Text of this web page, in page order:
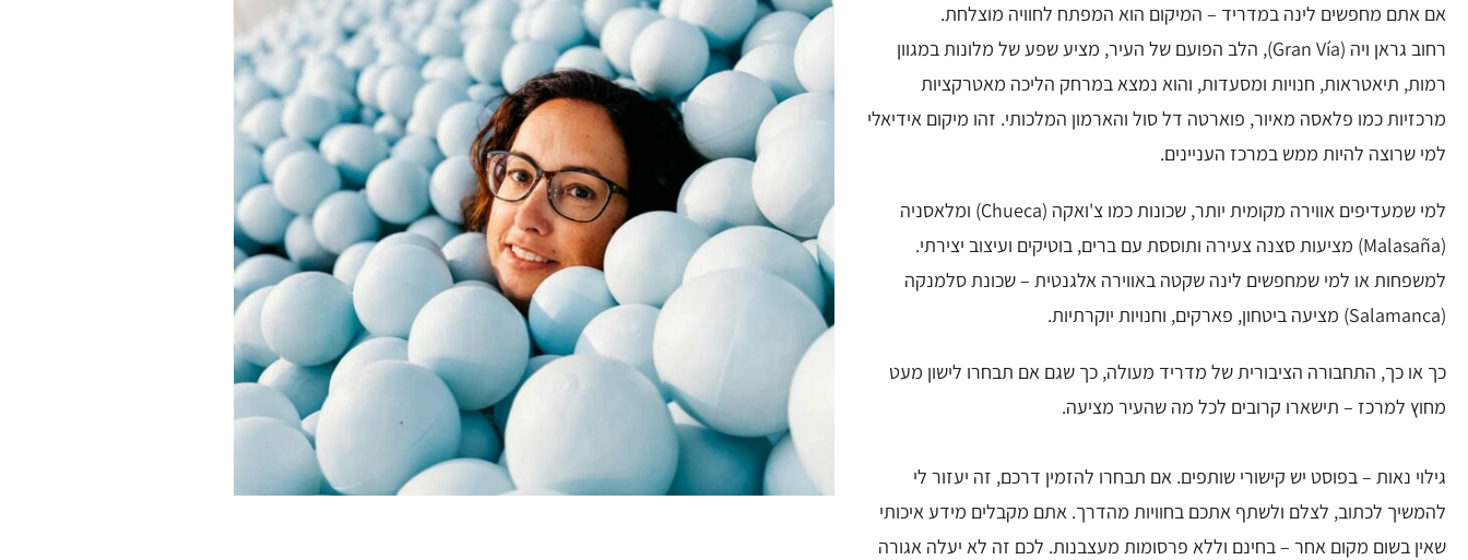
אם אתם מחפשים לינה במדריד – המיקום הוא המפתח לחוויה מוצלחת.
רחוב גראן ויה (Gran Vía), הלב הפועם של העיר, מציע שפע של מלונות במגוון
רמות, תיאטראות, חנויות ומסעדות, והוא נמצא במרחק הליכה מאטרקציות
מרכזיות כמו פלאסה מאיור, פוארטה דל סול והארמון המלכותי. זהו מיקום אידיאלי
למי שרוצה להיות ממש במרכז העניינים.
למי שמעדיפים אווירה מקומית יותר, שכונות כמו צ'ואקה (Chueca) ומלאסניה
(Malasaña) מציעות סצנה צעירה ותוססת עם ברים, בוטיקים ועיצוב יצירתי.
למשפחות או למי שמחפשים לינה שקטה באווירה אלגנטית – שכונת סלמנקה
(Salamanca) מציעה ביטחון, פארקים, וחנויות יוקרתיות.
כך או כך, התחבורה הציבורית של מדריד מעולה, כך שגם אם תבחרו לישון מעט
מחוץ למרכז – תישארו קרובים לכל מה שהעיר מציעה.
גילוי נאות – בפוסט יש קישורי שותפים. אם תבחרו להזמין דרכם, זה יעזור לי
להמשיך לכתוב, לצלם ולשתף אתכם בחוויות מהדרך. אתם מקבלים מידע איכותי
שאין בשום מקום אחר – בחינם וללא פרסומות מעצבנות. לכם זה לא יעלה אגורה